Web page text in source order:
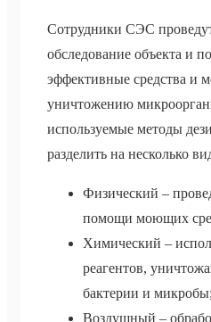
Сотрудники СЭС
обследование объекта и
эффективные средства и
уничтожению
используемые методы
разделить на несколько
Физический –
помощи моющих
Химический –
реагентов,
бактерии и микробы;
Воздушный –